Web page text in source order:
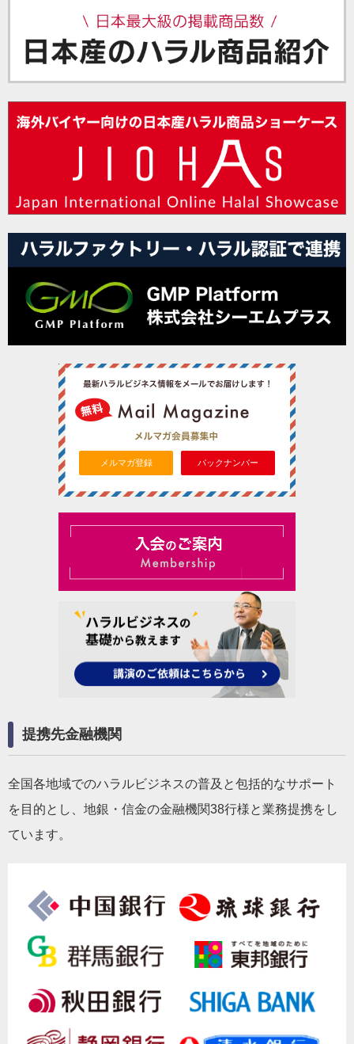
メルマガ登録 バックナンバー
提携先金融機関
全国各地域でのハラルビジネスの普及と包括的なサポート
を目的とし、地銀・信金の金融機関38行様と業務提携をし
ています。